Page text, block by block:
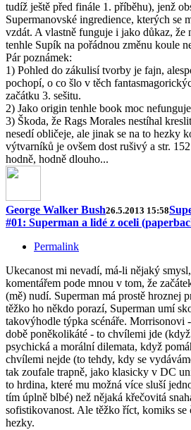
tudíž ještě před finále 1. příběhu), jenž
Supermanovské ingredience, kterých se
vzdát. A vlastně funguje i jako důkaz, že
tenhle Supík na pořádnou změnu koule
Pár poznámek:
1) Pohled do zákulisí tvorby je fajn,
pochopí, o co šlo v těch
začátku 3. sešitu.
2) Jako origin tenhle book moc nefunguje
3) Škoda, že Rags Morales nestíhal
nesedí obličeje, ale jinak se na to hezky
výtvarníků je ovšem dost rušivý a str.
hodně, hodně dlouho...
George Walker Bush26.5.2013 15:58
#01: Superman a lidé z oceli
Permalink
Ukecanost mi nevadí, má-li nějaký
komentářem pode mnou v tom, že
(mě) nudí. Superman má prostě hroznej
těžko ho někdo porazí, Superman umí
takovýhodle týpka scénáře. Morrisonovi
době poněkolikáté - to chvílemi jde
psychická a morální dilemata, když
chvílemi nejde (to tehdy, kdy se
tak zoufale trapně, jako klasicky v DC
to hrdina, které mu možná více sluší
tím úplně blbé) než nějaká křečovitá
sofistikovanost. Ale těžko říct, komiks se
hezky.